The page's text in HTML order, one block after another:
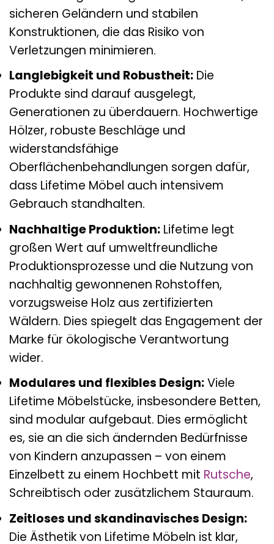
sicheren Geländern und stabilen
Konstruktionen, die das Risiko von
Verletzungen minimieren.
Langlebigkeit und Robustheit: Die
Produkte sind darauf ausgelegt,
Generationen zu überdauern. Hochwertige
Hölzer, robuste Beschläge und
widerstandsfähige
Oberflächenbehandlungen sorgen dafür,
dass Lifetime Möbel auch intensivem
Gebrauch standhalten.
Nachhaltige Produktion: Lifetime legt
großen Wert auf umweltfreundliche
Produktionsprozesse und die Nutzung von
nachhaltig gewonnenen Rohstoffen,
vorzugsweise Holz aus zertifizierten
Wäldern. Dies spiegelt das Engagement der
Marke für ökologische Verantwortung
wider.
Modulares und flexibles Design:Viele
Lifetime Möbelstücke, insbesondere Betten,
sind modular aufgebaut. Dies ermöglicht
es, sie an die sich ändernden Bedürfnisse
von Kindern anzupassen – von einem
Einzelbett zu einem Hochbett mit Rutsche,
Schreibtisch oder zusätzlichem Stauraum.
Zeitloses und skandinavisches Design:
Die Ästhetik von Lifetime Möbeln ist klar,